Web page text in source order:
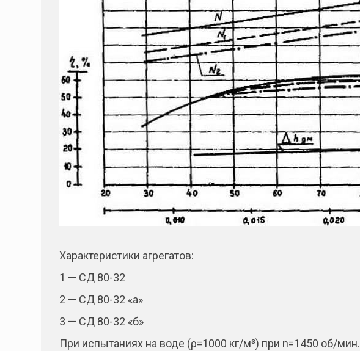
Характеристики агрегатов:
1 — СД 80-32
2 — СД 80-32 «а»
3 — СД 80-32 «б»
При испытаниях на воде (ρ=1000 кг/м³) при n=1450 об/мин.